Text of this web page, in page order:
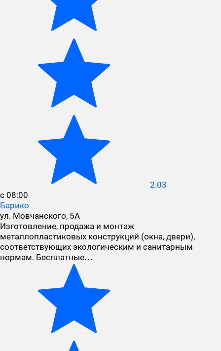
2.03
с 08:00
Барико
ул. Мовчанского, 5А
Изготовление, продажа и монтаж
металлопластиковых конструкций (окна, двери),
соответствующих экологическим и санитарным
нормам. Бесплатные…